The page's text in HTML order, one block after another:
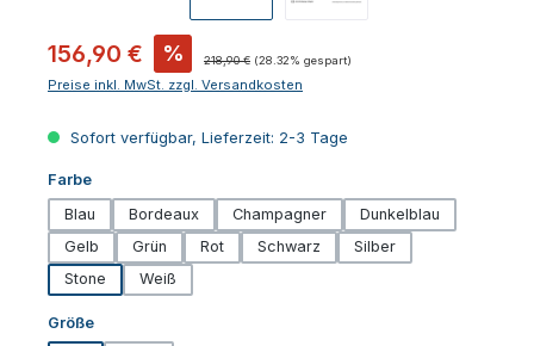
Verkaufspreis:
156,90 € % Regulärer Preis:
218,90 € (28.32% gespart)
Preise inkl. MwSt. zzgl. Versandkosten
Sofort verfügbar, Lieferzeit: 2-3 Tage
Farbeauswählen
Blau
Bordeaux Champagner
Dunkelblau
Gelb
Grün Rot Schwarz
Silber
Stone
Weiß
Größeauswählen